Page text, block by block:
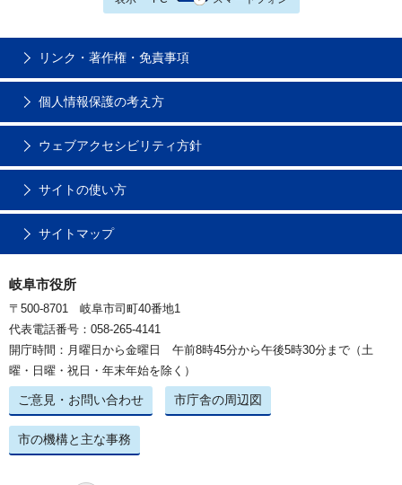
リンク・著作権・免責事項
個人情報保護の考え方
ウェブアクセシビリティ方針
サイトの使い方
サイトマップ
岐阜市役所
〒500-8701 岐阜市司町40番地1
代表電話番号：058-265-4141
開庁時間：月曜日から金曜日 午前8時45分から午後5時30分まで（土
曜・日曜・祝日・年末年始を除く）
ご意見・お問い合わせ 市庁舎の周辺図
市の機構と主な事務